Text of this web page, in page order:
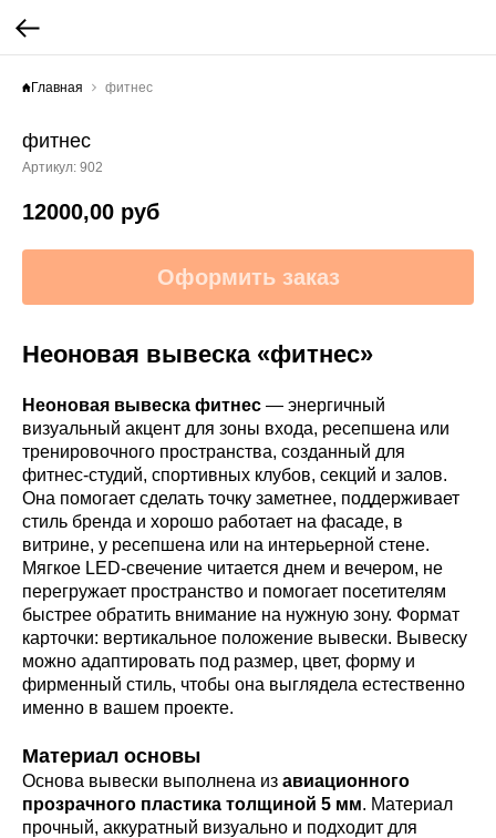
Главная фитнес
фитнес
Артикул: 902
12000,00 руб
Оформить заказ
Неоновая вывеска «фитнес»
Неоновая вывеска фитнес — энергичный
визуальный акцент для зоны входа, ресепшена или
тренировочного пространства, созданный для
фитнес-студий, спортивных клубов, секций и залов.
Она помогает сделать точку заметнее, поддерживает
стиль бренда и хорошо работает на фасаде, в
витрине, у ресепшена или на интерьерной стене.
Мягкое LED-свечение читается днем и вечером, не
перегружает пространство и помогает посетителям
быстрее обратить внимание на нужную зону. Формат
карточки: вертикальное положение вывески. Вывеску
можно адаптировать под размер, цвет, форму и
фирменный стиль, чтобы она выглядела естественно
именно в вашем проекте.
Материал основы
Основа вывески выполнена из авиационного
прозрачного пластика толщиной 5 мм. Материал
прочный, аккуратный визуально и подходит для